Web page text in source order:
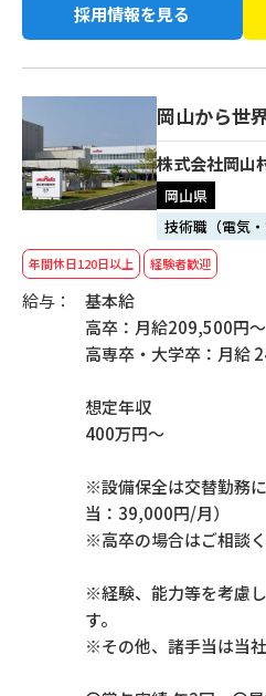
採用情報を見る
岡山から世
株式会社岡山
岡山県
技術職（電気
年間休日120日以上 経験者歓迎
給与：
基本給
高卒：月給209,500円～
高専卒・大学卒：月給
想定年収
400万円～
※設備保全は交替勤務
当：39,000円/月）
※高卒の場合はご相談く
※経験、能力等を考慮
す。
※その他、諸手当は当